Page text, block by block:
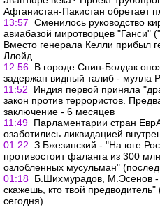
Афганистан-Пакистан обретает
13:57 Сменилось руководство
авиабазой миротворцев "Ганси"
Вместо генерала Келли прибыл
Ллойд
12:56 В городе Спин-Болдак
задержан видный талиб - мулла
11:52
Индия первой приняла
закон против террористов.
заключение - 6 месяцев
11:49 Парламентарии стран
озаботились ликвидацией
01:22 З.Бжезинский - "На юге
противостоит фаланга из 300 млн.
озлобленных мусульман"
01:18 Б.Шихмурадов, М.Эсенов -
скажешь, кто твой предводитель"
сегодня)